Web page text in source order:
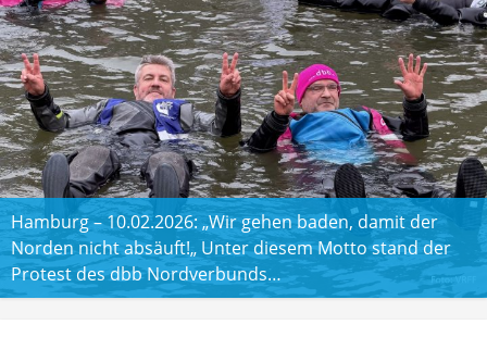
Hamburg – 10.02.2026: „Wir gehen baden, damit der
Norden nicht absäuft!„ Unter diesem Motto stand der
Protest des dbb Nordverbunds…